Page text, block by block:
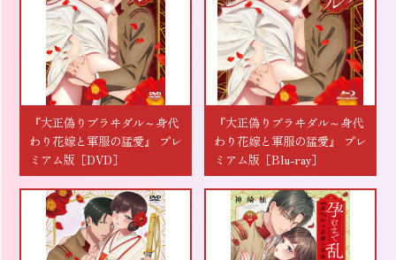
『大正偽りブラヰダル～身代
わり花嫁と軍服の猛愛』 プレ
ミアム版［DVD］
『大正偽りブラヰダル～身代
わり花嫁と軍服の猛愛』 プレ
ミアム版［Blu-ray］